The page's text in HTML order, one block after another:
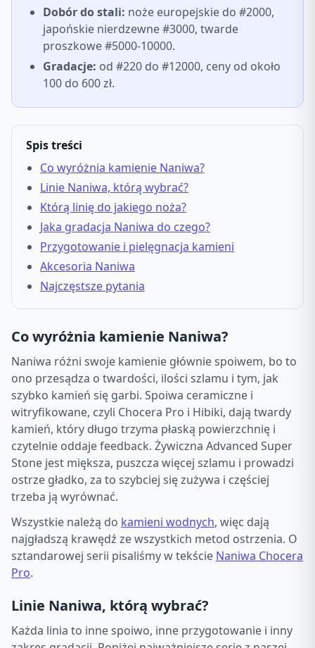
Dobór do stali: noże europejskie do #2000,
japońskie nierdzewne #3000, twarde
proszkowe #5000-10000.
Gradacje: od #220 do #12000, ceny od około
100 do 600 zł.
Spis treści
Co wyróżnia kamienie Naniwa?
Linie Naniwa, którą wybrać?
Którą linię do jakiego noża?
Jaka gradacja Naniwa do czego?
Przygotowanie i pielęgnacja kamieni
Akcesoria Naniwa
Najczęstsze pytania
Co wyróżnia kamienie Naniwa?
Naniwa różni swoje kamienie głównie spoiwem, bo to
ono przesądza o twardości, ilości szlamu i tym, jak
szybko kamień się garbi. Spoiwa ceramiczne i
witryfikowane, czyli Chocera Pro i Hibiki, dają twardy
kamień, który długo trzyma płaską powierzchnię i
czytelnie oddaje feedback. Żywiczna Advanced Super
Stone jest miększa, puszcza więcej szlamu i prowadzi
ostrze gładko, za to szybciej się zużywa i częściej
trzeba ją wyrównać.
Wszystkie należą do kamieni wodnych, więc dają
najgładszą krawędź ze wszystkich metod ostrzenia. O
sztandarowej serii pisaliśmy w tekście Naniwa Chocera
Pro.
Linie Naniwa, którą wybrać?
Każda linia to inne spoiwo, inne przygotowanie i inny